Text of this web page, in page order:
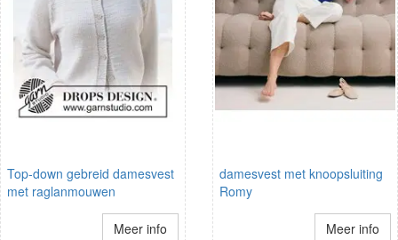
Top-down gebreid damesvest
met raglanmouwen
Meer info
damesvest met knoopsluiting
Romy
Meer info